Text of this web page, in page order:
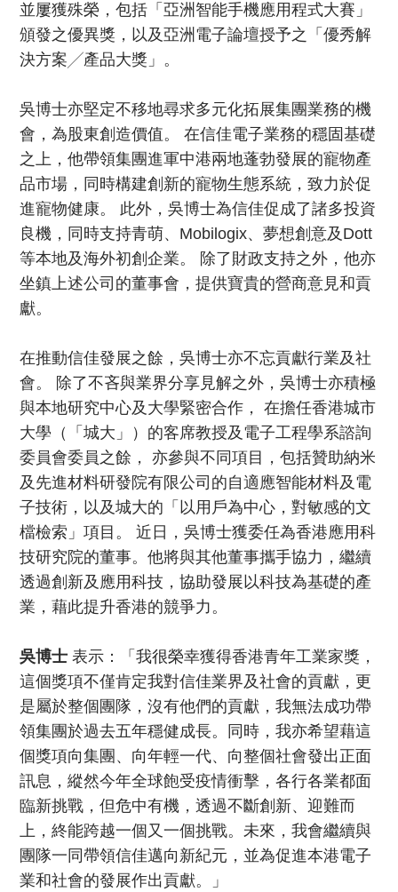
並屢獲殊榮，包括「亞洲智能手機應用程式大賽」
頒發之優異獎，以及亞洲電子論壇授予之「優秀解
決方案╱產品大獎」。
吳博士亦堅定不移地尋求多元化拓展集團業務的機
會，為股東創造價值。 在信佳電子業務的穩固基礎
之上，他帶領集團進軍中港兩地蓬勃發展的寵物產
品市場，同時構建創新的寵物生態系統，致力於促
進寵物健康。 此外，吳博士為信佳促成了諸多投資
良機，同時支持青萌、Mobilogix、夢想創意及Dott
等本地及海外初創企業。 除了財政支持之外，他亦
坐鎮上述公司的董事會，提供寶貴的營商意見和貢
獻。
在推動信佳發展之餘，吳博士亦不忘貢獻行業及社
會。 除了不吝與業界分享見解之外，吳博士亦積極
與本地研究中心及大學緊密合作， 在擔任香港城市
大學（「城大」）的客席教授及電子工程學系諮詢
委員會委員之餘， 亦參與不同項目，包括贊助納米
及先進材料研發院有限公司的自適應智能材料及電
子技術，以及城大的「以用戶為中心，對敏感的文
檔檢索」項目。 近日，吳博士獲委任為香港應用科
技研究院的董事。他將與其他董事攜手協力，繼續
透過創新及應用科技，協助發展以科技為基礎的產
業，藉此提升香港的競爭力。
吳博士 表示：「我很榮幸獲得香港青年工業家獎，
這個獎項不僅肯定我對信佳業界及社會的貢獻，更
是屬於整個團隊，沒有他們的貢獻，我無法成功帶
領集團於過去五年穩健成長。同時，我亦希望藉這
個獎項向集團、向年輕一代、向整個社會發出正面
訊息，縱然今年全球飽受疫情衝擊，各行各業都面
臨新挑戰，但危中有機，透過不斷創新、迎難而
上，終能跨越一個又一個挑戰。未來，我會繼續與
團隊一同帶領信佳邁向新紀元，並為促進本港電子
業和社會的發展作出貢獻。」